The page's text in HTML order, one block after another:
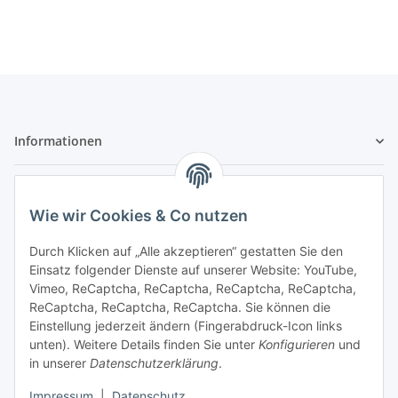
Wie wir Cookies & Co nutzen
Durch Klicken auf „Alle akzeptieren“ gestatten Sie den
Einsatz folgender Dienste auf unserer Website: YouTube,
Vimeo, ReCaptcha, ReCaptcha, ReCaptcha, ReCaptcha,
ReCaptcha, ReCaptcha, ReCaptcha. Sie können die
Einstellung jederzeit ändern (Fingerabdruck-Icon links
unten). Weitere Details finden Sie unter Konfigurieren und
in unserer Datenschutzerklärung.
Informationen